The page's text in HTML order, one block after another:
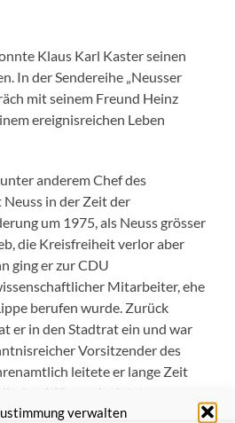
verwalten
Klaus Karl Kaster seinen
In der Sendereihe „Neusser
mit seinem Freund Heinz
ereignisreichen Leben
anderem Chef des
Neuss in der Zeit der
um 1975, als Neuss grösser
die Kreisfreiheit verlor aber
ging er zur CDU
Mitarbeiter, ehe
berufen wurde. Zurück
er in den Stadtrat ein und war
Vorsitzender des
leitete er lange Zeit
Männer, ist jetzt
des Augustinus